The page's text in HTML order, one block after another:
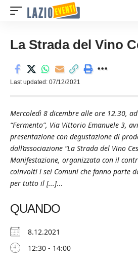
La Strada del Vino
Last updated: 07/12/2021
Mercoledì 8 dicembre alle ore 12.30, ad
“Fermento”, Via Vittorio Emanuele 3,
presentazione con degustazione di
dall’associazione “La Strada del Vino
Manifestazione, organizzata con il
coinvolti i sei Comuni che fanno parte
per tutto il [...]...
QUANDO
8.12.2021
12:30 - 14:00